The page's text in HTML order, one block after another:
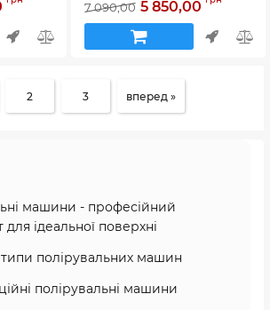
(4.0 Аг), зарядний пристрій)
Артикул:58_29305
7 090,00 5 850,00
2 3 вперед »
машини - професійний
для ідеальної поверхні
полірувальних машин
полірувальні машини